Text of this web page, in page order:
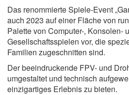
Das renommierte Spiele-Event
auch 2023 auf einer Fläche von
Palette von Computer-, Konsolen-
Gesellschaftsspielen vor, die
Familien zugeschnitten sind.
Der beeindruckende FPV- und
umgestaltet und technisch
einzigartiges Erlebnis zu bieten.